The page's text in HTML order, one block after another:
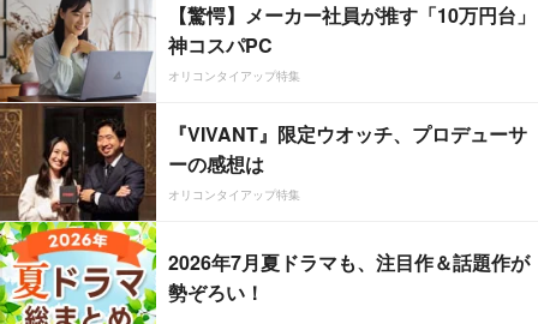
【驚愕】メーカー社員が推す「10万円台」
神コスパPC
オリコンタイアップ特集
『VIVANT』限定ウオッチ、プロデューサ
ーの感想は
オリコンタイアップ特集
2026年7月夏ドラマも、注目作＆話題作が
勢ぞろい！